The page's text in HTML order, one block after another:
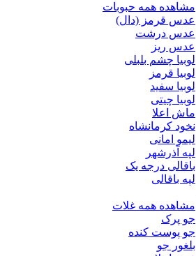
مشاهده همه حبوبات
عدس قرمز (دال)
عدس درشت
عدس ریز
لوبیا چشم بلبلی
لوبیا قرمز
لوبیا سفید
لوبیا چیتی
ماش اعلا
نخود کرمانشاه
لیمو امانی
لپه آذرشهر
باقالی درجه یک
لپه باقالی
مشاهده همه غلات
جو پرک
جو پوست کنده
بلغور جو